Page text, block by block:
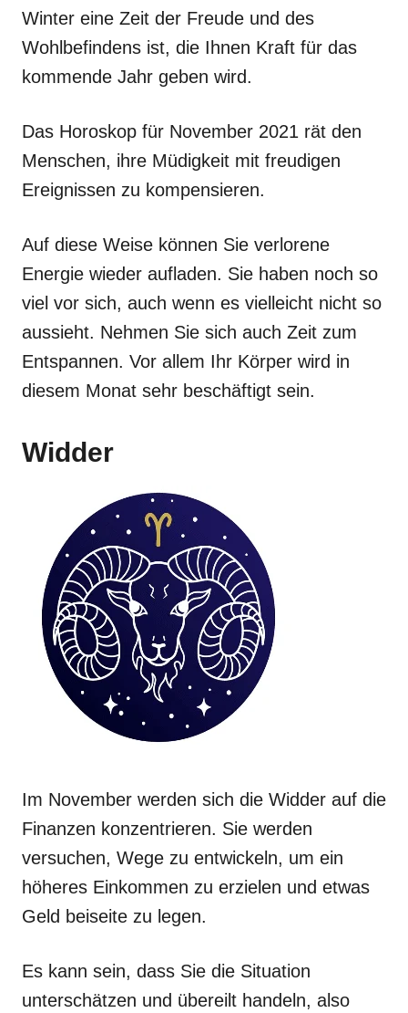
Winter eine Zeit der Freude und des
Wohlbefindens ist, die Ihnen Kraft für das
kommende Jahr geben wird.
Das Horoskop für November 2021 rät den
Menschen, ihre Müdigkeit mit freudigen
Ereignissen zu kompensieren.
Auf diese Weise können Sie verlorene
Energie wieder aufladen. Sie haben noch so
viel vor sich, auch wenn es vielleicht nicht so
aussieht. Nehmen Sie sich auch Zeit zum
Entspannen. Vor allem Ihr Körper wird in
diesem Monat sehr beschäftigt sein.
Widder
Im November werden sich die Widder auf die
Finanzen konzentrieren. Sie werden
versuchen, Wege zu entwickeln, um ein
höheres Einkommen zu erzielen und etwas
Geld beiseite zu legen.
Es kann sein, dass Sie die Situation
unterschätzen und übereilt handeln, also